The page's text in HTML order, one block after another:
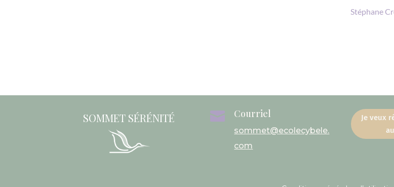
Stéphane
SOMMET SÉRÉNITÉ  Courriel
sommet@ecolecybele.
com
Je veux